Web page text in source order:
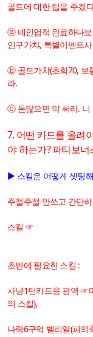
골드에 대한 팁을 주겠
ⓐ 메인업적 완료하다
인구가챠, 특별이벤트
ⓑ 골드가챠(초회70, 보
라.
ⓒ 돈많으면 막 써라. 니
7. 어떤 카드를 올려
야 하는가? 파티보너
▶ 스킬은 어떻게 셋팅
주절주절 안쓰고 간단
스킬 ☞
초반에 필요한 스킬 :
사냥1턴카드용 광역 ☞
의 스킬),
나락6구역 벨리알(피의